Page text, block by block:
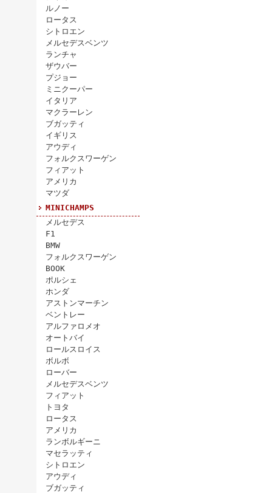
ルノー
ロータス
シトロエン
メルセデスベンツ
ランチャ
ザウバー
プジョー
ミニクーパー
イタリア
マクラーレン
ブガッティ
イギリス
アウディ
フォルクスワーゲン
フィアット
アメリカ
マツダ
MINICHAMPS
メルセデス
F1
BMW
フォルクスワーゲン
BOOK
ポルシェ
ホンダ
アストンマーチン
ベントレー
アルファロメオ
オートバイ
ロールスロイス
ボルボ
ローバー
メルセデスベンツ
フィアット
トヨタ
ロータス
アメリカ
ランボルギーニ
マセラッティ
シトロエン
アウディ
ブガッティ